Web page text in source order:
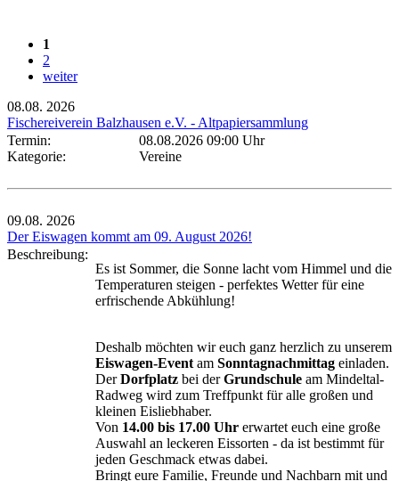
1
2
weiter
08.08. 2026
Fischereiverein Balzhausen e.V. - Altpapiersammlung
Termin:
08.08.2026 09:00 Uhr
Kategorie:
Vereine
09.08. 2026
Der Eiswagen kommt am 09. August 2026!
Beschreibung:
Es ist Sommer, die Sonne lacht vom Himmel und die
Temperaturen steigen - perfektes Wetter für eine
erfrischende Abkühlung!
Deshalb möchten wir euch ganz herzlich zu unserem
Eiswagen-Event am Sonntagnachmittag einladen.
DerDorfplatz bei derGrundschule am Mindeltal-
Radweg wird zum Treffpunkt für alle großen und
kleinen Eisliebhaber.
Von 14.00 bis 17.00 Uhr erwartet euch eine große
Auswahl an leckeren Eissorten - da ist bestimmt für
jeden Geschmack etwas dabei.
Bringt eure Familie, Freunde und Nachbarn mit und